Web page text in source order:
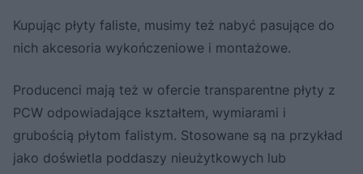
Kupując płyty faliste, musimy też nabyć pasujące do
nich akcesoria wykończeniowe i montażowe.
Producenci mają też w ofercie transparentne płyty z
PCW odpowiadające kształtem, wymiarami i
grubością płytom falistym. Stosowane są na przykład
jako doświetla poddaszy nieużytkowych lub